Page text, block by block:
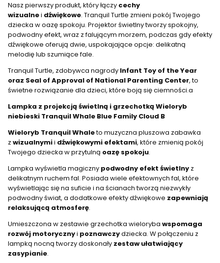
Nasz pierwszy produkt, który łączy cechy
wizualnei dźwiękowe. Tranquil Turtle zmieni pokój Twojego
dziecka w oazę spokoju. Projektor świetlny tworzy spokojny,
podwodny efekt, wraz z falującym morzem, podczas gdy efekty
dźwiękowe oferują dwie, uspokajające opcje: delikatną
melodię lub szumiące fale.
Tranquil Turtle, zdobywca nagrody Infant Toy of the Year
oraz Seal of Approval of National Parenting Center, to
świetne rozwiązanie dla dzieci, które boją się ciemności.a
Lampka z projekcją świetlną i grzechotką Wieloryb
niebieski Tranquil Whale Blue Family Cloud B
Wieloryb Tranquil Whaleto muzyczna pluszowa zabawka
z wizualnymii dźwiękowymi efektami, które zmienią pokój
Twojego dziecka w przytulną oazę spokoju.
Lampka wyświetla magiczny podwodny efekt świetlny z
delikatnym ruchem fal. Posiada wiele efektownych fal, które
wyświetlając się na suficie i na ścianach tworzą niezwykły
podwodny świat, a dodatkowe efekty dźwiękowe zapewniają
relaksującą atmosferę.
Umieszczona w zestawie grzechotka wieloryba wspomaga
rozwój motorycznyi poznawczydziecka. W połączeniu z
lampką nocną tworzy doskonały zestaw ułatwiający
zasypianie.